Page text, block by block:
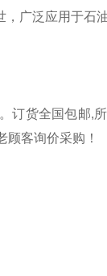
广泛应用于石
订货全国包邮,
客询价采购！